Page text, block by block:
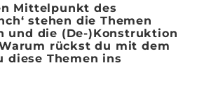
Mittelpunkt des
stehen die Themen
und die (De-)Konstruktion
rückst du mit dem
diese Themen ins